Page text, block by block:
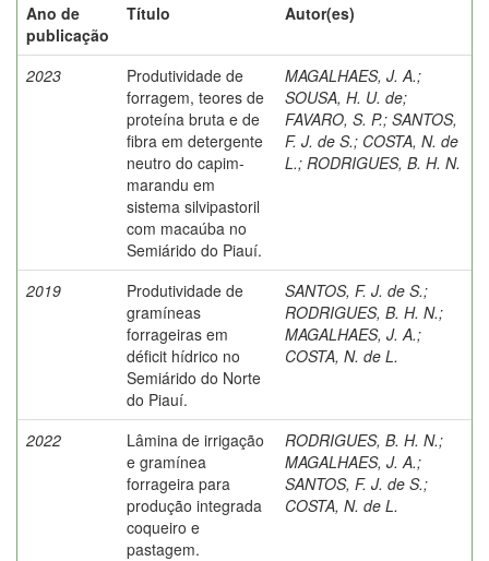
Ano de
publicação
Título Autor(es)
2023
Produtividade de
forragem, teores de
proteína bruta e de
fibra em detergente
neutro do capim-
marandu em
sistema silvipastoril
com macaúba no
Semiárido do Piauí.
MAGALHAES, J. A.;
SOUSA, H. U. de;
FAVARO, S. P.; SANTOS,
F. J. de S.; COSTA, N. de
L.; RODRIGUES, B. H. N.
2019
Produtividade de
gramíneas
forrageiras em
déficit hídrico no
Semiárido do Norte
do Piauí.
SANTOS, F. J. de S.;
RODRIGUES, B. H. N.;
MAGALHAES, J. A.;
COSTA, N. de L.
2022
Lâmina de irrigação
e gramínea
forrageira para
produção integrada
coqueiro e
pastagem.
RODRIGUES, B. H. N.;
MAGALHAES, J. A.;
SANTOS, F. J. de S.;
COSTA, N. de L.